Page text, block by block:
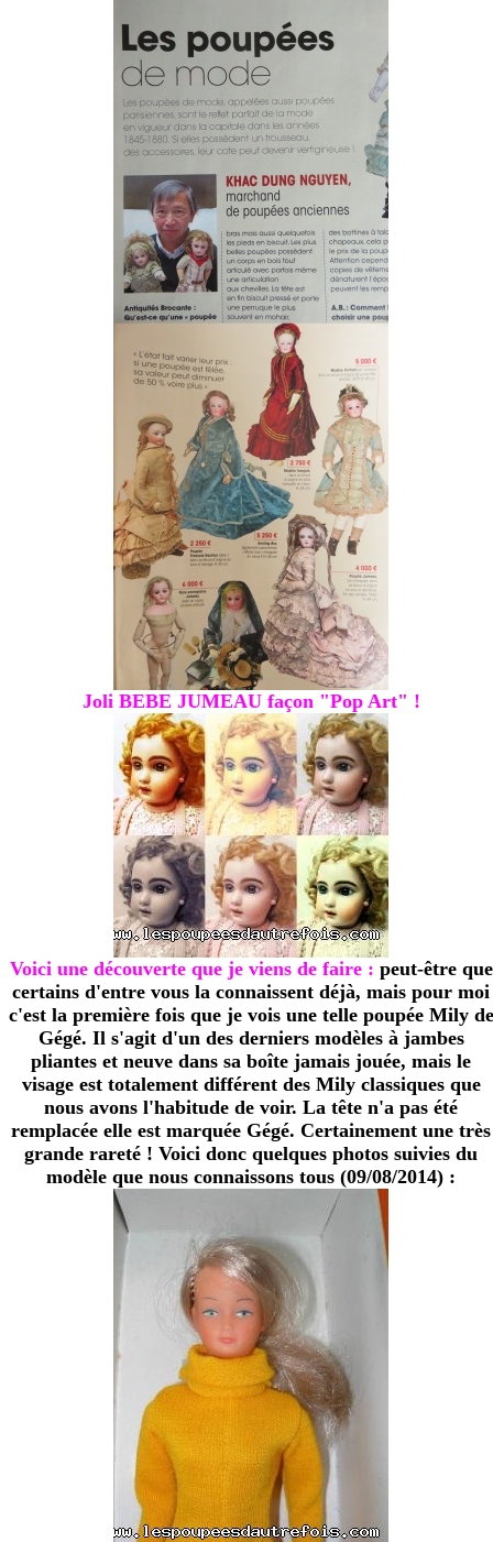
Joli BEBE JUMEAU façon "Pop Art" !
Voici une découverte que je viens de faire : peut-être que
certains d'entre vous la connaissent déjà, mais pour moi
c'est la première fois que je vois une telle poupée Mily de
Gégé. Il s'agit d'un des derniers modèles à jambes
pliantes et neuve dans sa boîte jamais jouée, mais le
visage est totalement différent des Mily classiques que
nous avons l'habitude de voir. La tête n'a pas été
remplacée elle est marquée Gégé. Certainement une très
grande rareté ! Voici donc quelques photos suivies du
modèle que nous connaissons tous (09/08/2014) :